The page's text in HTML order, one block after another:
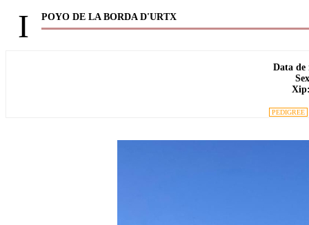
I POYO DE LA BORDA D'URTX
Data
PEDIGREE